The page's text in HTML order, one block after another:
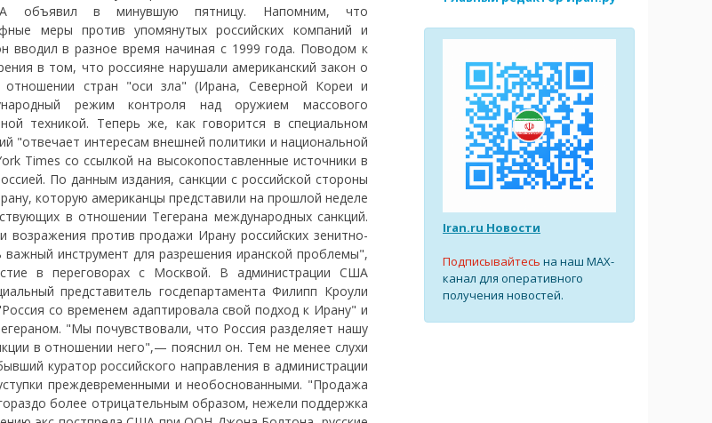
объявил в минувшую пятницу. Напомним, что
меры против упомянутых российских компаний и
вводил в разное время начиная с 1999 года. Поводом к
в том, что россияне нарушали американский закон о
отношении стран "оси зла" (Ирана, Северной Кореи и
режим контроля над оружием массового
техникой. Теперь же, как говорится в специальном
"отвечает интересам внешней политики и национальной
Times со ссылкой на высокопоставленные источники в
По данным издания, санкции с российской стороны
которую американцы представили на прошлой неделе
в отношении Тегерана международных санкций.
против продажи Ирану российских зенитно-
инструмент для разрешения иранской проблемы",
в переговорах с Москвой. В администрации США
представитель госдепартамента Филипп Кроули
со временем адаптировала свой подход к Ирану" и
"Мы почувствовали, что Россия разделяет нашу
в отношении него",— пояснил он. Тем не менее слухи
куратор российского направления в администрации
преждевременными и необоснованными. "Продажа
более отрицательным образом, нежели поддержка
Iran.ru Новости
Подписывайтесь на наш MAX-
канал для оперативного
получения новостей.